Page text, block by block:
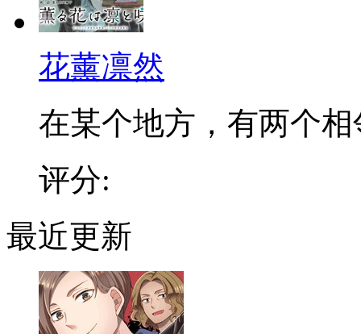
花薰凛然
在某个地方，有两个相
评分:
最近更新